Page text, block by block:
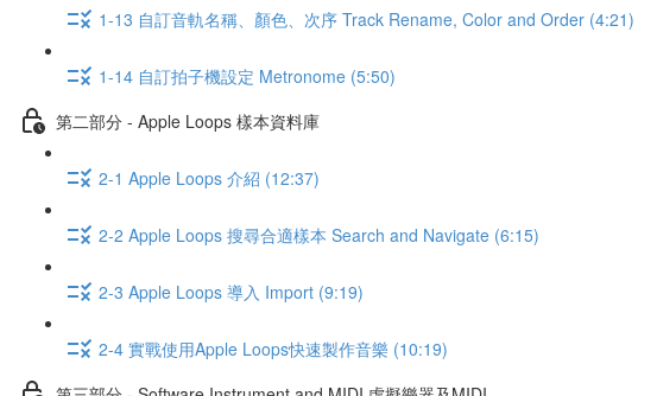
1-13 自訂音軌名稱、顏色、次序 Track Rename, Color and Order (4:21)
1-14 自訂拍子機設定 Metronome (5:50)
第二部分 - Apple Loops 樣本資料庫
2-1 Apple Loops 介紹 (12:37)
2-2 Apple Loops 搜尋合適樣本 Search and Navigate (6:15)
2-3 Apple Loops 導入 Import (9:19)
2-4 實戰使用Apple Loops快速製作音樂 (10:19)